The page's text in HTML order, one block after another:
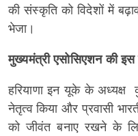
की संस्कृति को विदेशों में
भेजा।
मुख्यमंत्री एसोसिएशन की
हरियाणा इन यूके के
नेतृत्व किया और प्रवासी
को जीवंत बनाए रखने के